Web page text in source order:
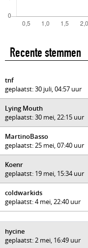
Recente stemmen
tnf
geplaatst: 30 juli, 04:57 uur
Lying Mouth
geplaatst: 30 mei, 22:15 uur
MartinoBasso
geplaatst: 25 mei, 07:40 uur
Koenr
geplaatst: 19 mei, 15:34 uur
coldwarkids
geplaatst: 4 mei, 22:40 uur
hycine
geplaatst: 2 mei, 16:49 uur